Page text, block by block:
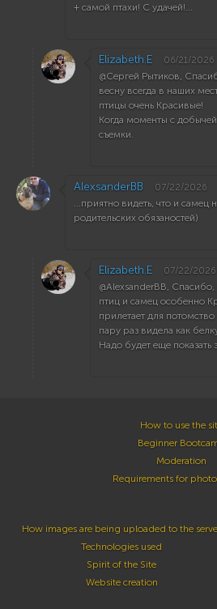
+ самой птахи! С удачей!...
Elizabeth.E 06/21/2026
@Сергей Рытиков,
весну всегда в наших
птицы очень Красивые!
Когда моменты с
съемки.
AlexsanderBB 07/22/2026
...приятно видеть, что и самец
родительских обязаностей)
Elizabeth.E 07/22/2026
@AlexsanderBB,
птиц и самец особенно
прилетает для
пару раз видела как
Надо будет еще показать
How to use the
Beginner
Moderation
Requirements for
How images are being uploaded to the
Technologies used
Spirit of the Site
Website creation